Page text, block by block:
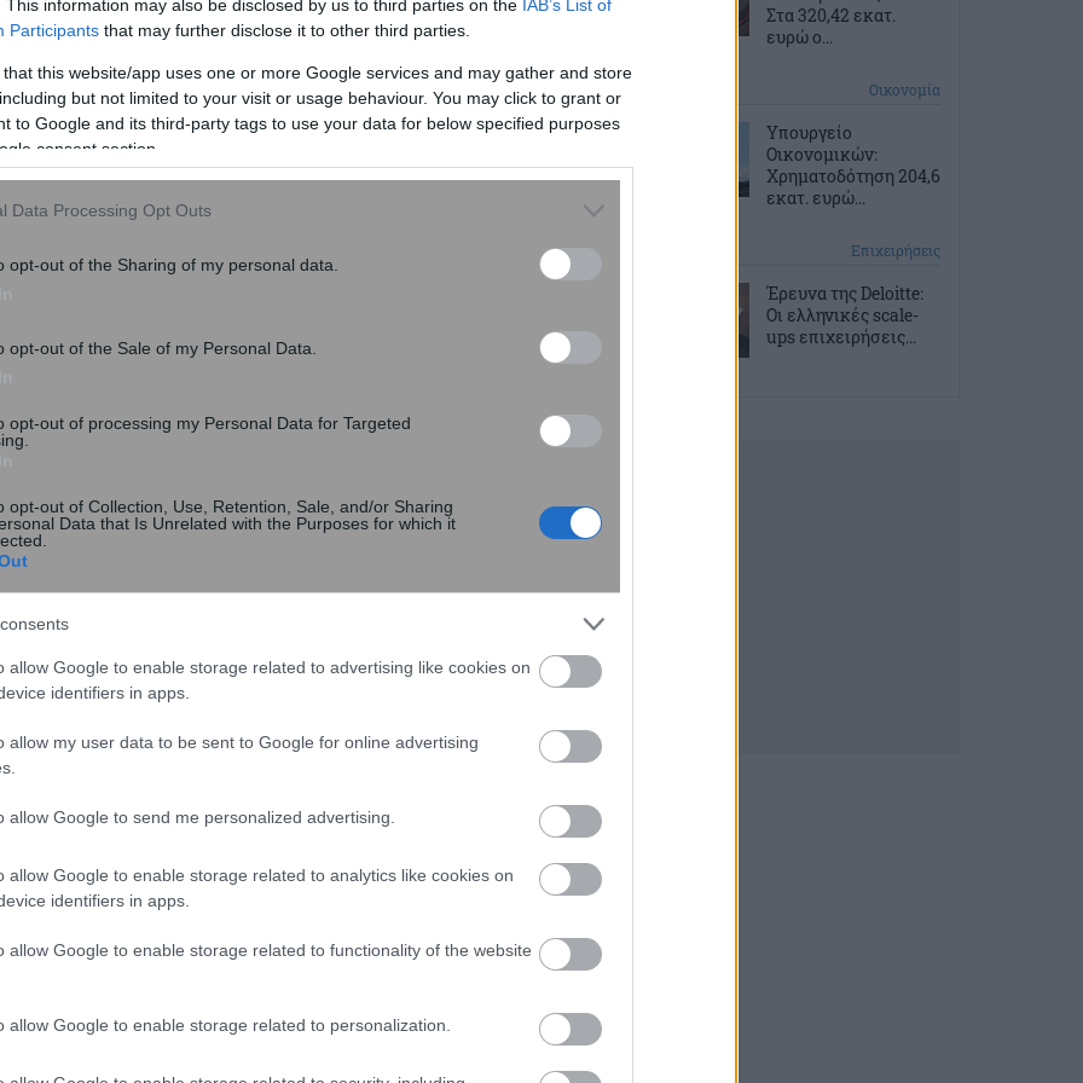
This information may also be disclosed by us to third parties on the IAB’s List of
Participants that may further disclose it to other third parties.
that this website/app uses one or more Google services and may gather and store
but not limited to your visit or usage behaviour. You may click to grant or
to Google and its third-party tags to use your data for below specified purposes
consent section.
Data Processing Opt Outs
opt-out of the Sharing of my personal data.
opt-out of the Sale of my Personal Data.
opt-out of processing my Personal Data for Targeted
opt-out of Collection, Use, Retention, Sale, and/or Sharing
Data that Is Unrelated with the Purposes for which it
allow Google to enable storage related to advertising like cookies on
identifiers in apps.
allow my user data to be sent to Google for online advertising
allow Google to send me personalized advertising.
allow Google to enable storage related to analytics like cookies on
identifiers in apps.
allow Google to enable storage related to functionality of the website
allow Google to enable storage related to personalization.
της ΝΔ, ενώ από τα κόμματα της
ότι το καταψηφίζουν και ΠΑΣΟΚ, μαζί με
«Σπαρτιάτες» επιφυλάχθηκαν για την Ολομέλεια.
μόνο θα αυξάνει και θα είναι πάντα
μίλησε νωρίτερα ο Γενικός Γραμματέας
κατώτατο μισθό.«Το νομοσχέδιο που εισήχθη για
μία Ευρωπαϊκή οδηγία η οποία λέει ότι τα κράτη
κατώτατους μισθούς σε όλους τους εργαζόμενους
είτε στον ιδιωτικό τομέα. Το νομοσχέδιο κινείται
αύξησης του κατώτατου μισθού και αφετέρου
των συλλογικών διαπραγματεύσεων» είπε.
τον κατώτατο μισθό. «Ο μαθηματικός τύπος
έχει
Στα 320,42 εκατ.
ευρώ ο...
Οικονομία
Υπουργείο
Οικονομικών:
Χρηματοδότηση 204,6
εκατ. ευρώ...
Επιχειρήσεις
Έρευνα της Deloitte:
Οι ελληνικές scale-
ups επιχειρήσεις...